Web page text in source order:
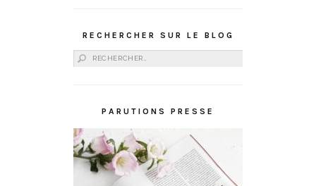
RECHERCHER SUR LE BLOG
Rechercher :
PARUTIONS PRESSE